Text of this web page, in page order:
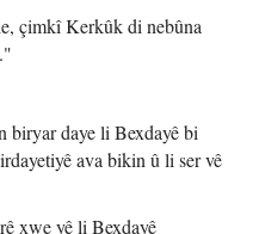
çimkî Kerkûk di nebûna
biryar daye li Bexdayê bi
ava bikin û li ser vê
xwe yê li Bexdayê